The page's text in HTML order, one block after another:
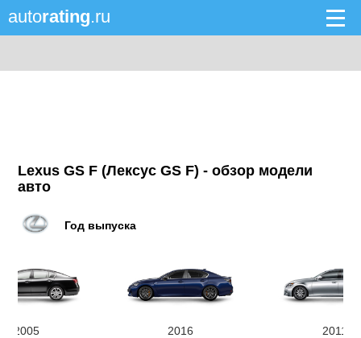
autorating.ru
Lexus GS F (Лексус GS F) - обзор модели
авто
Год выпуска
2005 2016 2011